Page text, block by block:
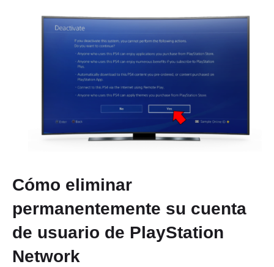
Cómo eliminar
permanentemente su cuenta
de usuario de PlayStation
Network